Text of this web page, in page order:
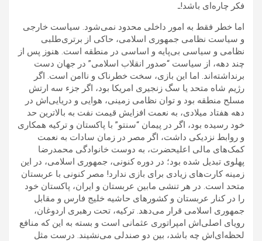
فکر چاره‌‌ای باشد!ـ
اما خطر فقط به امور داخلی محدود نمی‌شود. سیاست خارجی
و سیاست نظامی جمهوری اسلامی، حاکی از برتری‌طلبی
نظامی و سیاسی بی‌پایه و اساسی در منطقه است. هنوز پس از
چند دهه، از سیاست “صدور انقلاب اسلامی” در جهان دست
برنداشته‌اند. اما این بازی، سخت خطرناک و ناامن است. اگر
رژیم شاه متحد یا سگ زنجیری امریکا بود، اگر جزء سه ارتش
مسلح منطقه بود و توان نظامی زمینی، هوایی و دریایی‌اش در
دهه هفتاد میلادی، به نعمت افزایش قیمت نفت به بالاترین حد
خود رسیده بود، اگر در پیمان “سنتو” با پاکستان و ترکیه همکاری
و روابط نزدیکی داشت، اگر مصر در زمان سادات به نعمت
کمک‌های مالی اعلیحضرت، به دوست خانوادگی محمدرضا
پهلوی تبدیل شده بود؛ در دوره کنونی، جمهوری اسلامی، در این
زمینه کارت‌های زیادی برای بازی ندارد! مصر کنونی با عربستان
متحد است. در هر تنشی مابین عربستان و ایران، پاکستان خود
را در کنار عربستان و کشورهای حاشیه خلیج فارس و مقابل
جمهوری اسلامی قرار می‌دهد. ترکیه، تحت رهبری اردوغان،
رویای اصلی‌اش امپراتوری عثمانی است و بسته به این که منافع
لحظه‌ای‌اش چه باشد، بین دو صندلی می‌نشیند. درست مثل